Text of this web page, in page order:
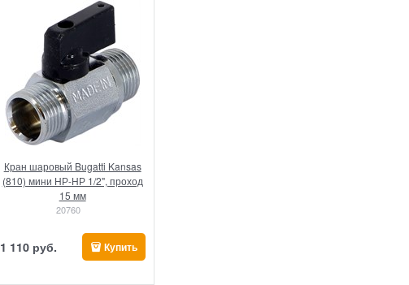
Кран шаровый Bugatti Kansas
(810) мини НР-НР 1/2", проход
15 мм
20760
1 110 руб. Купить